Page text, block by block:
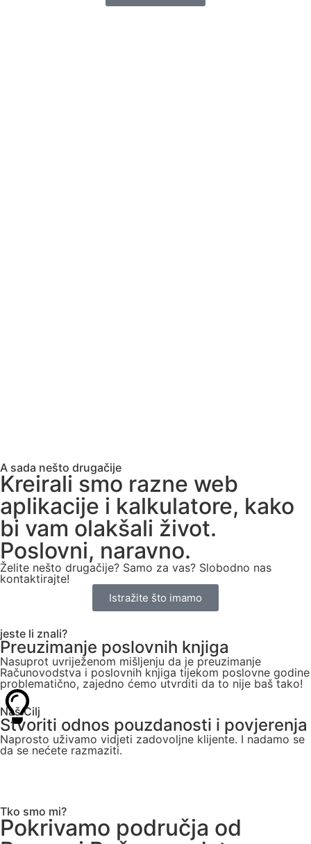
A sada nešto drugačije
Kreirali smo razne web
aplikacije i kalkulatore, kako
bi vam olakšali život.
Poslovni, naravno.
Želite nešto drugačije? Samo za vas? Slobodno nas
kontaktirajte!
Istražite što imamo
jeste li znali?
Preuzimanje poslovnih knjiga
Nasuprot uvriježenom mišljenju da je preuzimanje
Računovodstva i poslovnih knjiga tijekom poslovne godine
problematično, zajedno ćemo utvrditi da to nije baš tako!
Naš Cilj
Stvoriti odnos pouzdanosti i povjerenja
Naprosto uživamo vidjeti zadovoljne klijente. I nadamo se
da se nećete razmaziti.
Tko smo mi?
Pokrivamo područja od